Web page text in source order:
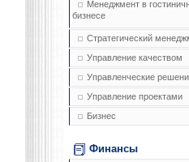
Менеджмент в
бизнесе
Стратегический
Управление качеством
Управленческие
Управление проектами
Бизнес
Финансы